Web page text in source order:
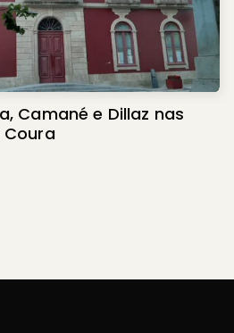
Camané e Dillaz nas
Coura